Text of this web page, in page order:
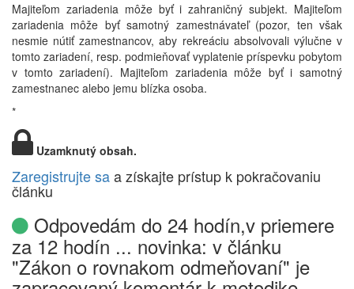
Majiteľom zariadenia môže byť i zahraničný subjekt. Majiteľom
zariadenia môže byť samotný zamestnávateľ (pozor, ten však
nesmie nútiť zamestnancov, aby rekreáciu absolvovali výlučne v
tomto zariadení, resp. podmieňovať vyplatenie príspevku pobytom
v tomto zariadení). Majiteľom zariadenia môže byť i samotný
zamestnanec alebo jemu blízka osoba.
*
Uzamknutý obsah.
Zaregistrujte saa získajte prístup k pokračovaniu
článku
Odpovedám do 24 hodín,v priemere
za 12 hodín ... novinka: v článku
"Zákon o rovnakom odmeňovaní" je